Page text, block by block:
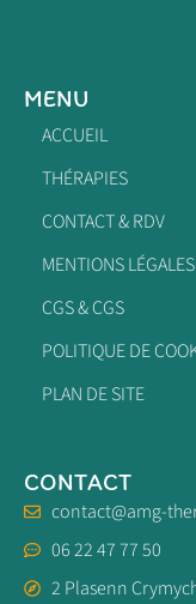
MENU
ACCUEIL
THÉRAPIES
CONTACT & RDV
MENTIONS
CGS & CGS
POLITIQUE DE
PLAN DE SITE
CONTACT
contact@amg-
06 22 47 77 50
2 Plasenn